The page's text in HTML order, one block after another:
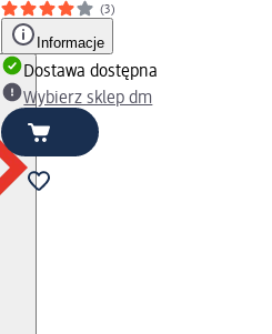
(3)
Informacje
Dostawa dostępna
Wybierz sklep dm